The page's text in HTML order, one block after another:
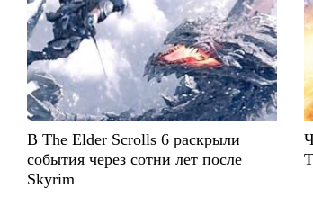
В The Elder Scrolls 6 раскрыли
события через сотни лет после
Skyrim